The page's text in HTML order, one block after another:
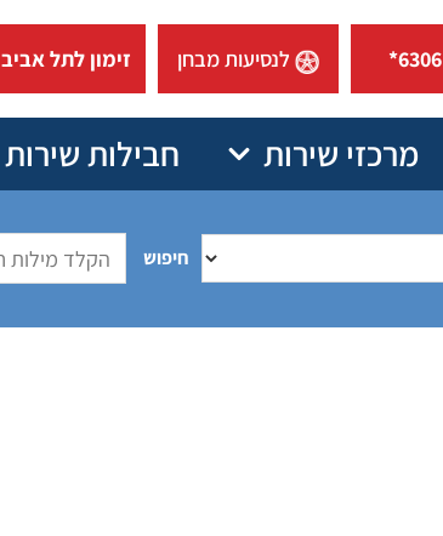
6306* לנסיעות מבחן זימון לתל אביב
מרכזי שירות חבילות שירות
חיפוש